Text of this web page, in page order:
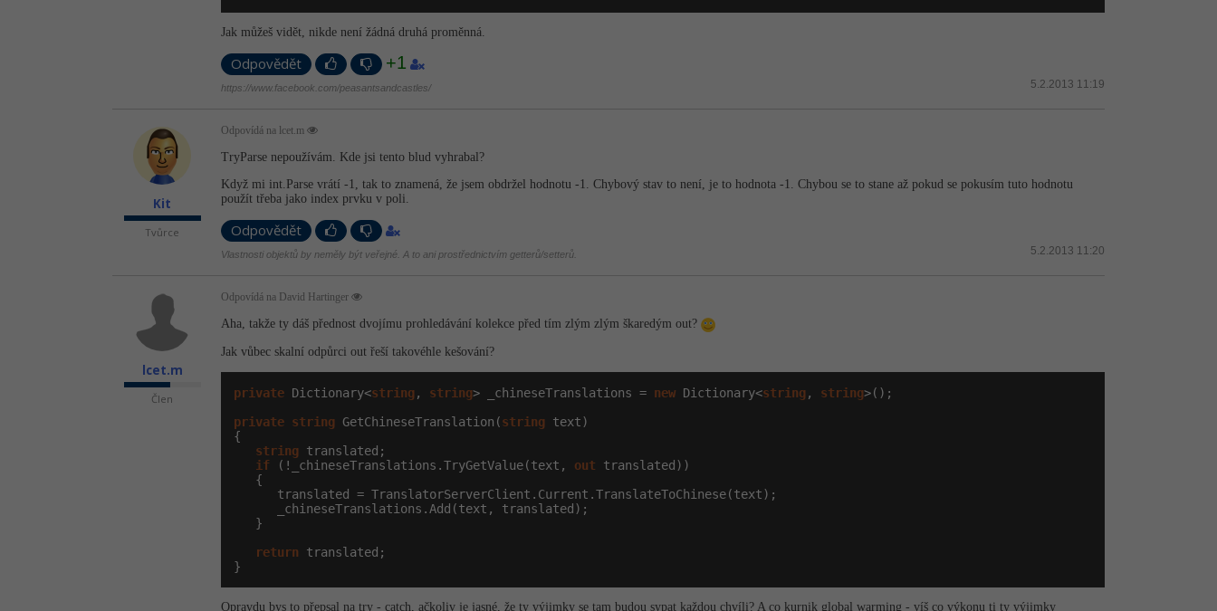
Jak můžeš vidět, nikde není žádná druhá proměnná.
Odpovědět +1
5.2.2013 11:19
https://www.facebook.com/peasantsandcastles/
Kit
Tvůrce
Odpovídá na lcet.m
TryParse nepoužívám. Kde jsi tento blud vyhrabal?
Když mi int.Parse vrátí -1, tak to znamená, že jsem obdržel hodnotu -1. Chybový stav to není, je to hodnota -1. Chybou se to stane až pokud se pokusím tuto hodnotu
použít třeba jako index prvku v poli.
Odpovědět
5.2.2013 11:20
Vlastnosti objektů by neměly být veřejné. A to ani prostřednictvím getterů/setterů.
lcet.m
Člen
Odpovídá na David Hartinger
Aha, takže ty dáš přednost dvojímu prohledávání kolekce před tím zlým zlým škaredým out?
Jak vůbec skalní odpůrci out řeší takovéhle kešování?
private Dictionary<string, string> _chineseTranslations = new Dictionary<string, string>();
private string GetChineseTranslation(string text)
{
string translated;
if (!_chineseTranslations.TryGetValue(text, out translated))
   {
      translated = TranslatorServerClient.Current.TranslateToChinese(text);
      _chineseTranslations.Add(text, translated);
   }
return translated;
}
Opravdu bys to přepsal na try - catch, ačkoliv je jasné, že ty výjimky se tam budou sypat každou chvíli? A co kurnik global warming - víš co výkonu ti ty výjimky